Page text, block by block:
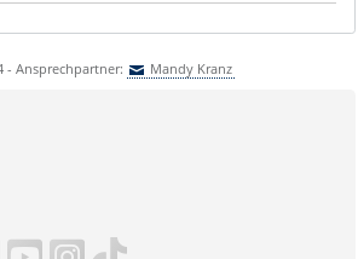
- Ansprechpartner: Mandy Kranz